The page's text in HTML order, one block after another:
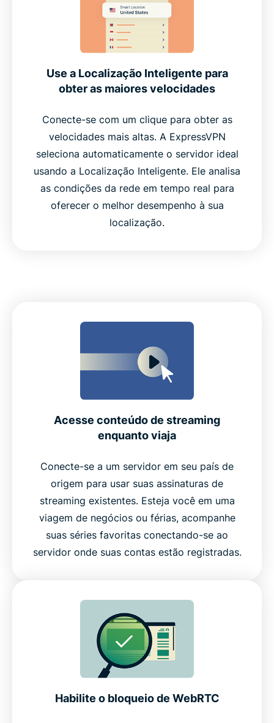
Use a Localização Inteligente para
obter as maiores velocidades
Conecte-se com um clique para obter as
velocidades mais altas. A ExpressVPN
seleciona automaticamente o servidor ideal
usando a Localização Inteligente. Ele analisa
as condições da rede em tempo real para
oferecer o melhor desempenho à sua
localização.
Acesse conteúdo de streaming
enquanto viaja
Conecte-se a um servidor em seu país de
origem para usar suas assinaturas de
streaming existentes. Esteja você em uma
viagem de negócios ou férias, acompanhe
suas séries favoritas conectando-se ao
servidor onde suas contas estão registradas.
Habilite o bloqueio de WebRTC